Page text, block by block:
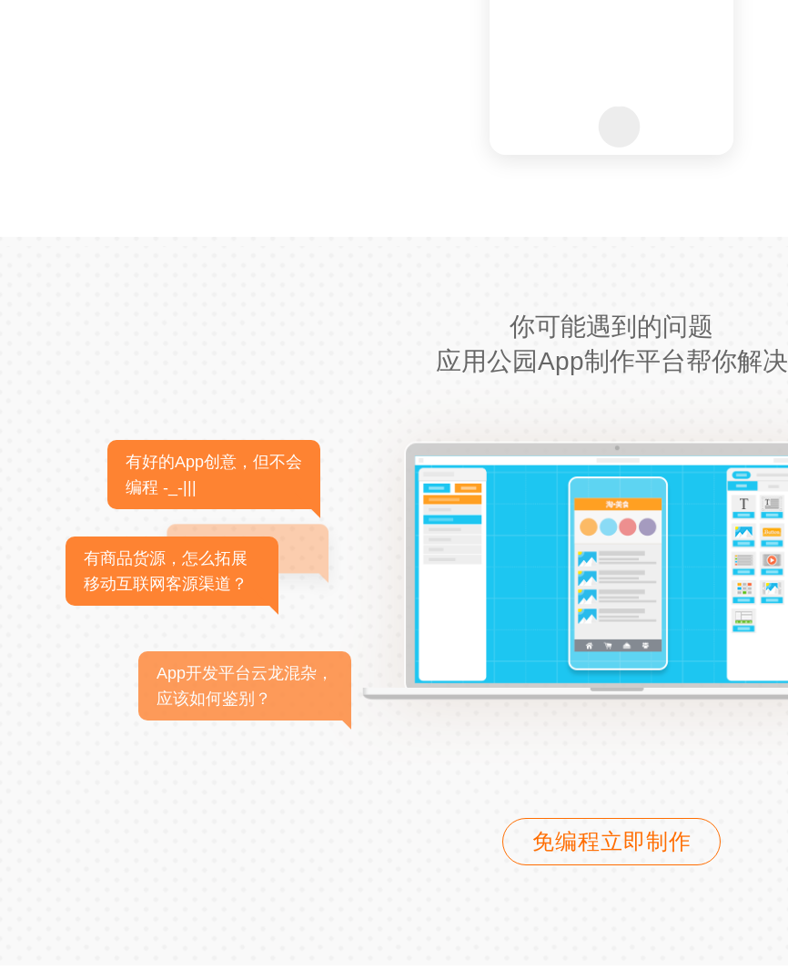
你可能遇到的问题
应用公园App制作平台帮你解决
有好的App创意，但不会
编程 -_-|||
有商品货源，怎么拓展
移动互联网客源渠道？
App开发平台云龙混杂，
应该如何鉴别？
免编程立即制作